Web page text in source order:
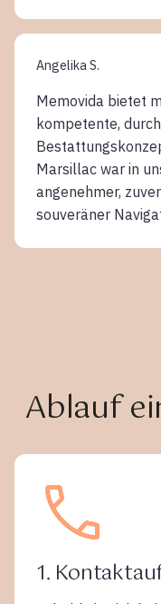
Angelika S.
Memovida bietet
kompetente,
Marsillac war in
angenehmer,
souveräner
Ablauf
1.